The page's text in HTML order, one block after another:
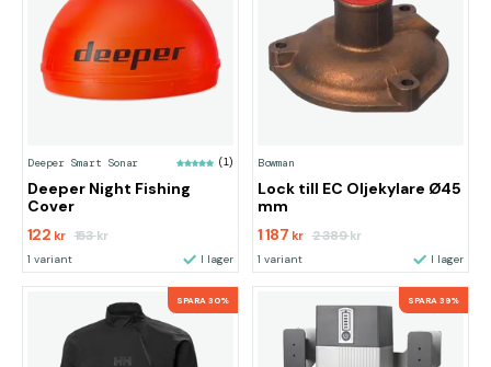
Deeper Smart Sonar (1)
Deeper Night Fishing
Cover
122 kr 153kr
1 variant I lager
Bowman
Lock till EC Oljekylare Ø45
mm
1 187 kr 2 389kr
1 variant I lager
SPARA 30% SPARA 39%